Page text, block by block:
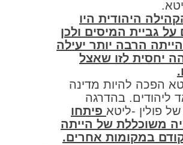
היהודית היו
גביית המיסים ולכן
הרבה יותר יעילה
יחסית לזו שאצל
הפכה להיות מדינה
ליהודים. בהדרגה
של פולין -ליטא פיתחו
משוכללת של הייתה
במקומות אחרים.